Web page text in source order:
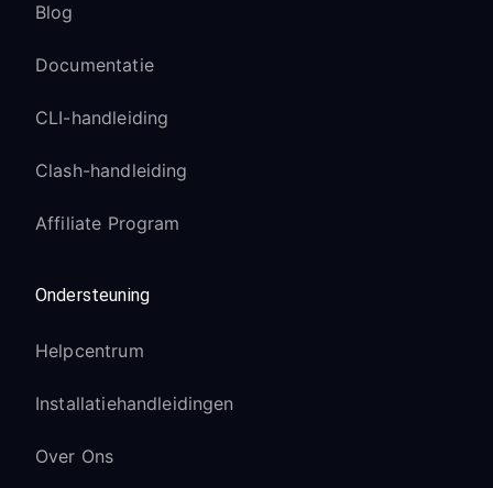
Blog
Documentatie
CLI-handleiding
Clash-handleiding
Affiliate Program
Ondersteuning
Helpcentrum
Installatiehandleidingen
Over Ons